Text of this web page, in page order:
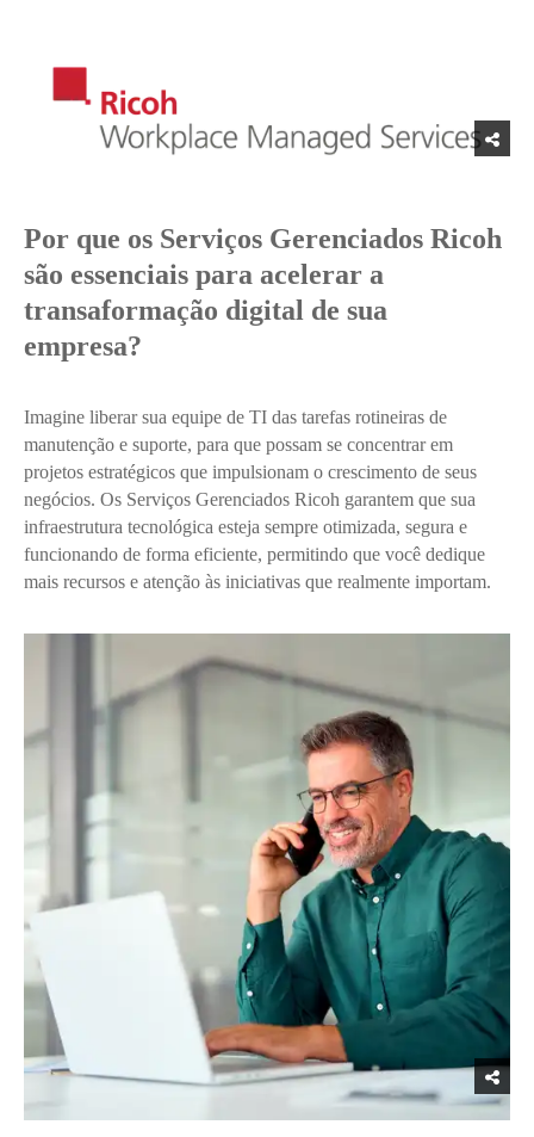
Por que os Serviços Gerenciados Ricoh
são essenciais para acelerar a
transaformação digital de sua
empresa?
Imagine liberar sua equipe de TI das tarefas rotineiras de
manutenção e suporte, para que possam se concentrar em
projetos estratégicos que impulsionam o crescimento de seus
negócios. Os Serviços Gerenciados Ricoh garantem que sua
infraestrutura tecnológica esteja sempre otimizada, segura e
funcionando de forma eficiente, permitindo que você dedique
mais recursos e atenção às iniciativas que realmente importam.